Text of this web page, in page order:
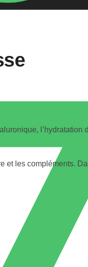
les compléments.